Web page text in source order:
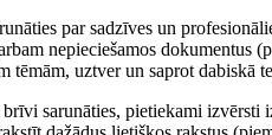
par sadzīves un
nepieciešamos
uztver un saprot dabiskā
sarunāties, pietiekami